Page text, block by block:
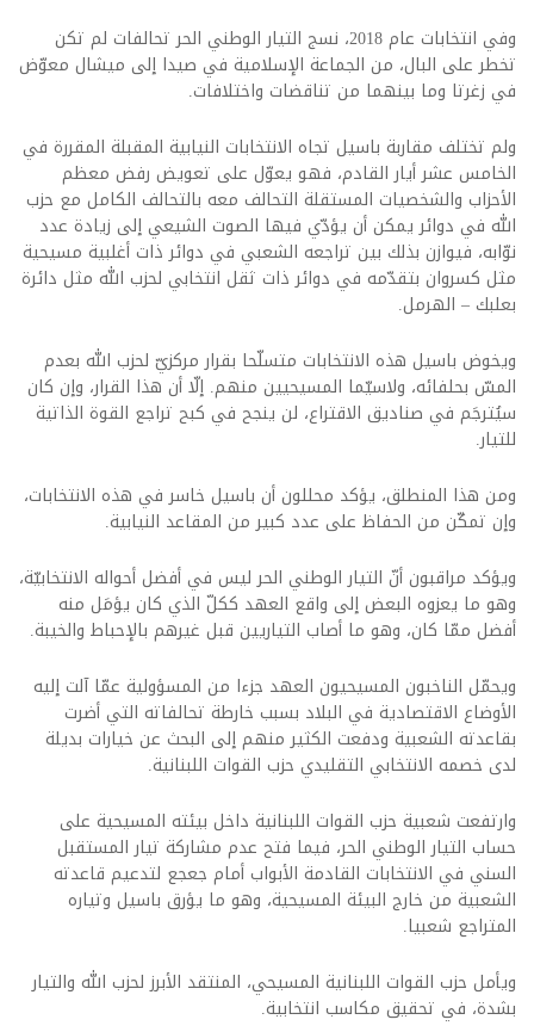
وفي انتخابات عام 2018، نسج التيار الوطني الحر تحالفات لم تكن
تخطر على البال، من الجماعة الإسلامية في صيدا إلى ميشال معوّض
في زغرتا وما بينهما من تناقضات واختلافات.
ولم تختلف مقاربة باسيل تجاه الانتخابات النيابية المقبلة المقررة في
الخامس عشر أيار القادم، فهو يعوّل على تعويض رفض معظم
الأحزاب والشخصيات المستقلة التحالف معه بالتحالف الكامل مع حزب
الله في دوائر يمكن أن يؤدّي فيها الصوت الشيعي إلى زيادة عدد
نوّابه، فيوازن بذلك بين تراجعه الشعبي في دوائر ذات أغلبية مسيحية
مثل كسروان بتقدّمه في دوائر ذات ثقل انتخابي لحزب الله مثل دائرة
بعلبك – الهرمل.
ويخوض باسيل هذه الانتخابات متسلّحا بقرار مركزيّ لحزب الله بعدم
المسّ بحلفائه، ولاسيّما المسيحيين منهم. إلّا أن هذا القرار، وإن كان
سيُترجَم في صناديق الاقتراع، لن ينجح في كبح تراجع القوة الذاتية
للتيار.
ومن هذا المنطلق، يؤكد محللون أن باسيل خاسر في هذه الانتخابات،
وإن تمكّن من الحفاظ على عدد كبير من المقاعد النيابية.
ويؤكد مراقبون أنّ التيار الوطني الحر ليس في أفضل أحواله الانتخابيّة،
وهو ما يعزوه البعض إلى واقع العهد ككلّ الذي كان يؤمَل منه
أفضل ممّا كان، وهو ما أصاب التياريين قبل غيرهم بالإحباط والخيبة.
ويحمّل الناخبون المسيحيون العهد جزءا من المسؤولية عمّا آلت إليه
الأوضاع الاقتصادية في البلاد بسبب خارطة تحالفاته التي أضرت
بقاعدته الشعبية ودفعت الكثير منهم إلى البحث عن خيارات بديلة
لدى خصمه الانتخابي التقليدي حزب القوات اللبنانية.
وارتفعت شعبية حزب القوات اللبنانية داخل بيئته المسيحية على
حساب التيار الوطني الحر، فيما فتح عدم مشاركة تيار المستقبل
السني في الانتخابات القادمة الأبواب أمام جعجع لتدعيم قاعدته
الشعبية من خارج البيئة المسيحية، وهو ما يؤرق باسيل وتياره
المتراجع شعبيا.
ويأمل حزب القوات اللبنانية المسيحي، المنتقد الأبرز لحزب الله والتيار
بشدة، في تحقيق مكاسب انتخابية.